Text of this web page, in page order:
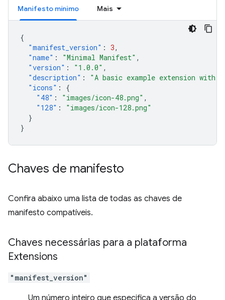
Manifesto mínimo Mais
{
"manifest_version" : 3,
"name" : "Minimal Manifest" ,
"version" : "1.0.0" ,
"description" :
"A basic example extension with
"icons" :
{
"48" : "images/icon-48.png" ,
"128" :
"images/icon-128.png"
}
}
Chaves de manifesto
Confira abaixo uma lista de todas as chaves de
manifesto compatíveis.
Chaves necessárias para a plataforma
Extensions
"manifest_version"
Um número inteiro que especifica a versão do